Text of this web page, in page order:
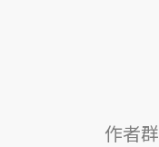
作者群